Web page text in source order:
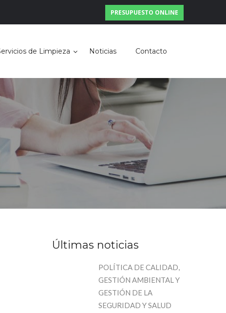
PRESUPUESTO ONLINE
de Limpieza Noticias Contacto
Últimas noticias
POLÍTICA DE CALIDAD,
GESTIÓN AMBIENTAL Y
GESTIÓN DE LA
SEGURIDAD Y SALUD